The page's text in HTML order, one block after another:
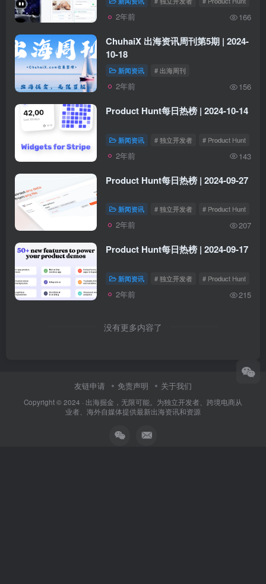
2年前 166
ChuhaiX 出海资讯周刊第5期 | 2024-
10-18
新闻资讯 # 出海周刊
2年前 156
Product Hunt每日热榜 | 2024-10-14
新闻资讯 # 独立开发者 # Product Hunt
2年前 143
Product Hunt每日热榜 | 2024-09-27
新闻资讯 # 独立开发者 # Product Hunt
2年前 207
Product Hunt每日热榜 | 2024-09-17
新闻资讯 # 独立开发者 # Product Hunt
2年前 215
没有更多内容了
友链申请 免责声明 关于我们
Copyright © 2024 · 出海掘金，无限可能。为独立开发者、跨境电商从
业者、海外自媒体提供最新出海资讯和资源